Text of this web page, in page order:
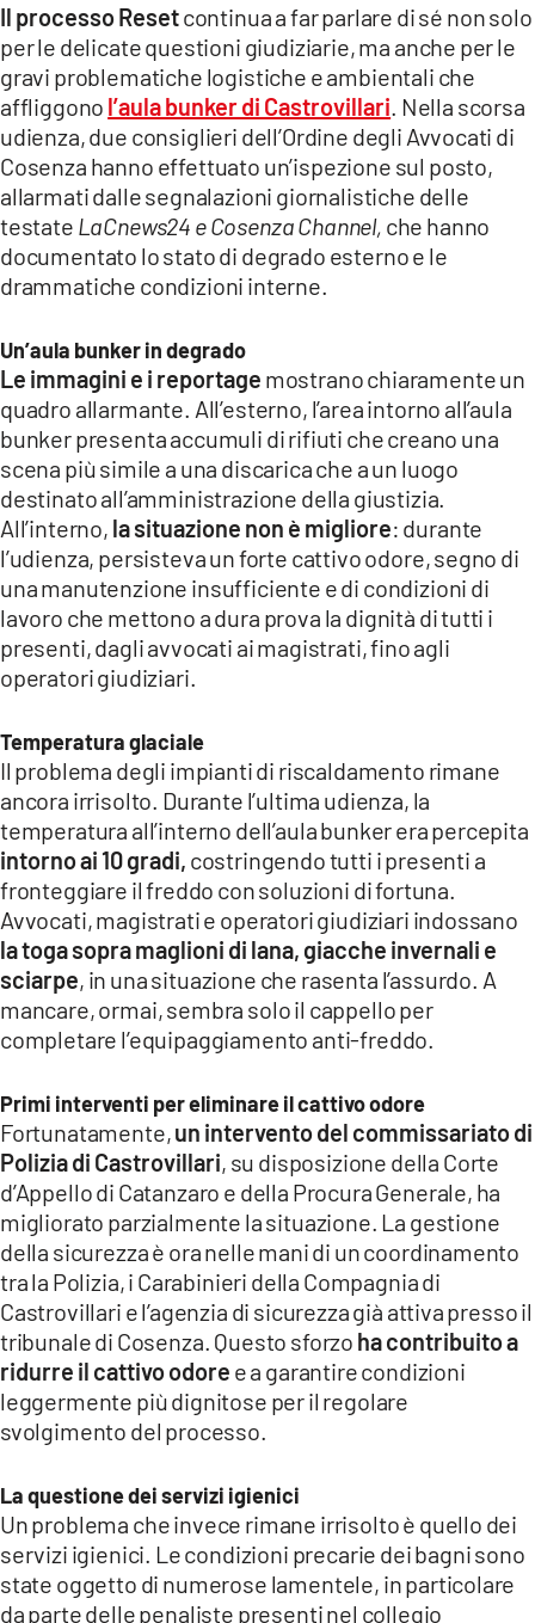
COSENZACHANNEL.IT
ILVIBONESE.IT
CATANZAROCHANNEL.IT
LACAPITALENEWS.IT
App
ANDROID
Il processo Resetcontinua a far parlare di sé non solo
per le delicate questioni giudiziarie, ma anche per le
gravi problematiche logistiche e ambientali che
affliggono l’aula bunker di Castrovillari . Nella scorsa
udienza, due consiglieri dell’Ordine degli Avvocati di
Cosenza hanno effettuato un’ispezione sul posto,
allarmati dalle segnalazioni giornalistiche delle
testate LaCnews24 e Cosenza Channel, che hanno
documentato lo stato di degrado esterno e le
drammatiche condizioni interne.
Un’aula bunker in degrado
Le immagini e i reportage mostrano chiaramente un
quadro allarmante. All’esterno, l’area intorno all’aula
bunker presenta accumuli di rifiuti che creano una
scena più simile a una discarica che a un luogo
destinato all’amministrazione della giustizia.
All’interno, la situazione non è migliore: durante
l’udienza, persisteva un forte cattivo odore, segno di
una manutenzione insufficiente e di condizioni di
lavoro che mettono a dura prova la dignità di tutti i
presenti, dagli avvocati ai magistrati, fino agli
operatori giudiziari.
Temperatura glaciale
Il problema degli impianti di riscaldamento rimane
ancora irrisolto. Durante l’ultima udienza, la
temperatura all’interno dell’aula bunker era percepita
intorno ai 10 gradi, costringendo tutti i presenti a
fronteggiare il freddo con soluzioni di fortuna.
Avvocati, magistrati e operatori giudiziari indossano
la toga sopra maglioni di lana, giacche invernali e
sciarpe, in una situazione che rasenta l’assurdo. A
mancare, ormai, sembra solo il cappello per
completare l’equipaggiamento anti-freddo.
Primi interventi per eliminare il cattivo odore
Fortunatamente,un intervento del commissariato di
Polizia di Castrovillari, su disposizione della Corte
d’Appello di Catanzaro e della Procura Generale, ha
migliorato parzialmente la situazione. La gestione
della sicurezza è ora nelle mani di un coordinamento
tra la Polizia, i Carabinieri della Compagnia di
Castrovillari e l’agenzia di sicurezza già attiva presso il
tribunale di Cosenza. Questo sforzo ha contribuito a
ridurre il cattivo odore e a garantire condizioni
leggermente più dignitose per il regolare
svolgimento del processo.
La questione dei servizi igienici
Un problema che invece rimane irrisolto è quello dei
servizi igienici. Le condizioni precarie dei bagni sono
state oggetto di numerose lamentele, in particolare
da parte delle penaliste presenti nel collegio